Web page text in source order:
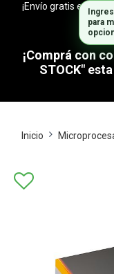
¡Envío gratis en
¡Comprá con
STOCK"
Inicio
para